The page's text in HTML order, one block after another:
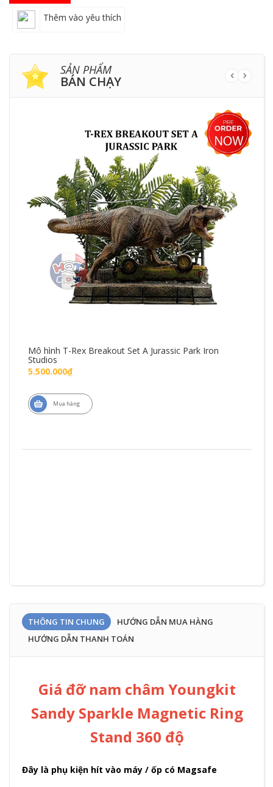
Thêm vào yêu thích
SẢN PHẨM
BÁN CHẠY
Mô hình T-Rex Breakout Set A Jurassic Park Iron
Studios
5.500.000₫
Mua hàng
THÔNG TIN CHUNG
HƯỚNG DẪN MUA HÀNG
HƯỚNG DẪN THANH TOÁN
Giá đỡ nam châm Youngkit
Sandy Sparkle Magnetic Ring
Stand 360 độ
Đây là phụ kiện hít vào máy / ốp có Magsafe